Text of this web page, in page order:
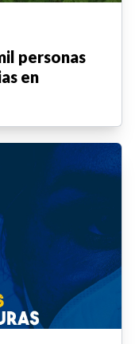
personas
en